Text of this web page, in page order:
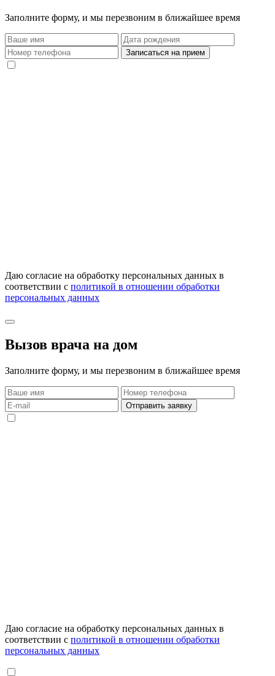
Заполните форму, и мы перезвоним в ближайшее время
Даю согласие на обработку персональных данных в
соответствии с политикой в отношении обработки
персональных данных
Вызов врача на дом
Заполните форму, и мы перезвоним в ближайшее время
Даю согласие на обработку персональных данных в
соответствии с политикой в отношении обработки
персональных данных